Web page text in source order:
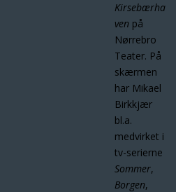
Kirsebærha
ven på
Nørrebro
Teater. På
skærmen
har Mikael
Birkkjær
bl.a.
medvirket i
tv-serierne
Sommer,
Borgen,